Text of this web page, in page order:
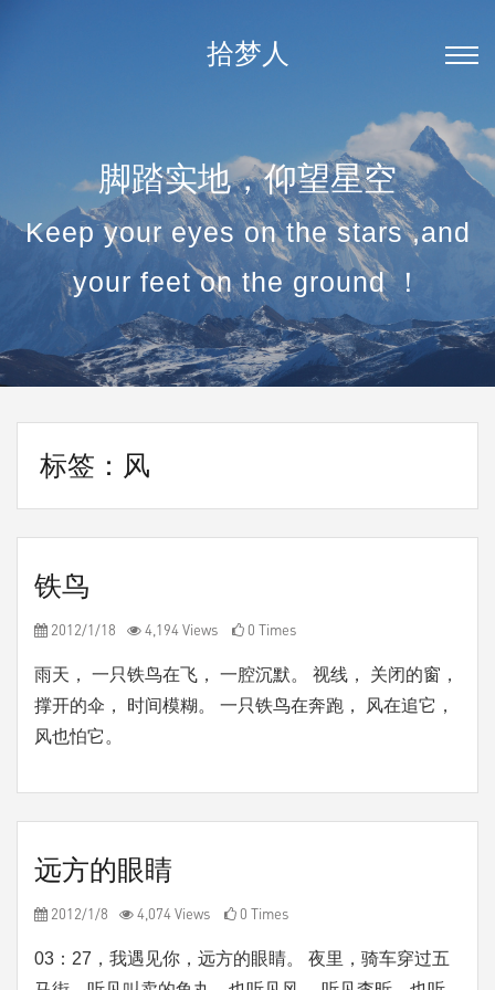
拾梦人
脚踏实地，仰望星空
Keep your eyes on the stars ,and
your feet on the ground ！
标签：风
铁鸟
2012/1/18 4,194 Views 0 Times
雨天， 一只铁鸟在飞， 一腔沉默。 视线， 关闭的窗，
撑开的伞， 时间模糊。 一只铁鸟在奔跑， 风在追它，
风也怕它。
远方的眼睛
2012/1/8 4,074 Views 0 Times
03：27，我遇见你，远方的眼睛。 夜里，骑车穿过五